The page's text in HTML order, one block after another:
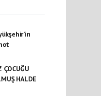
ÇOCUĞU
HALDE